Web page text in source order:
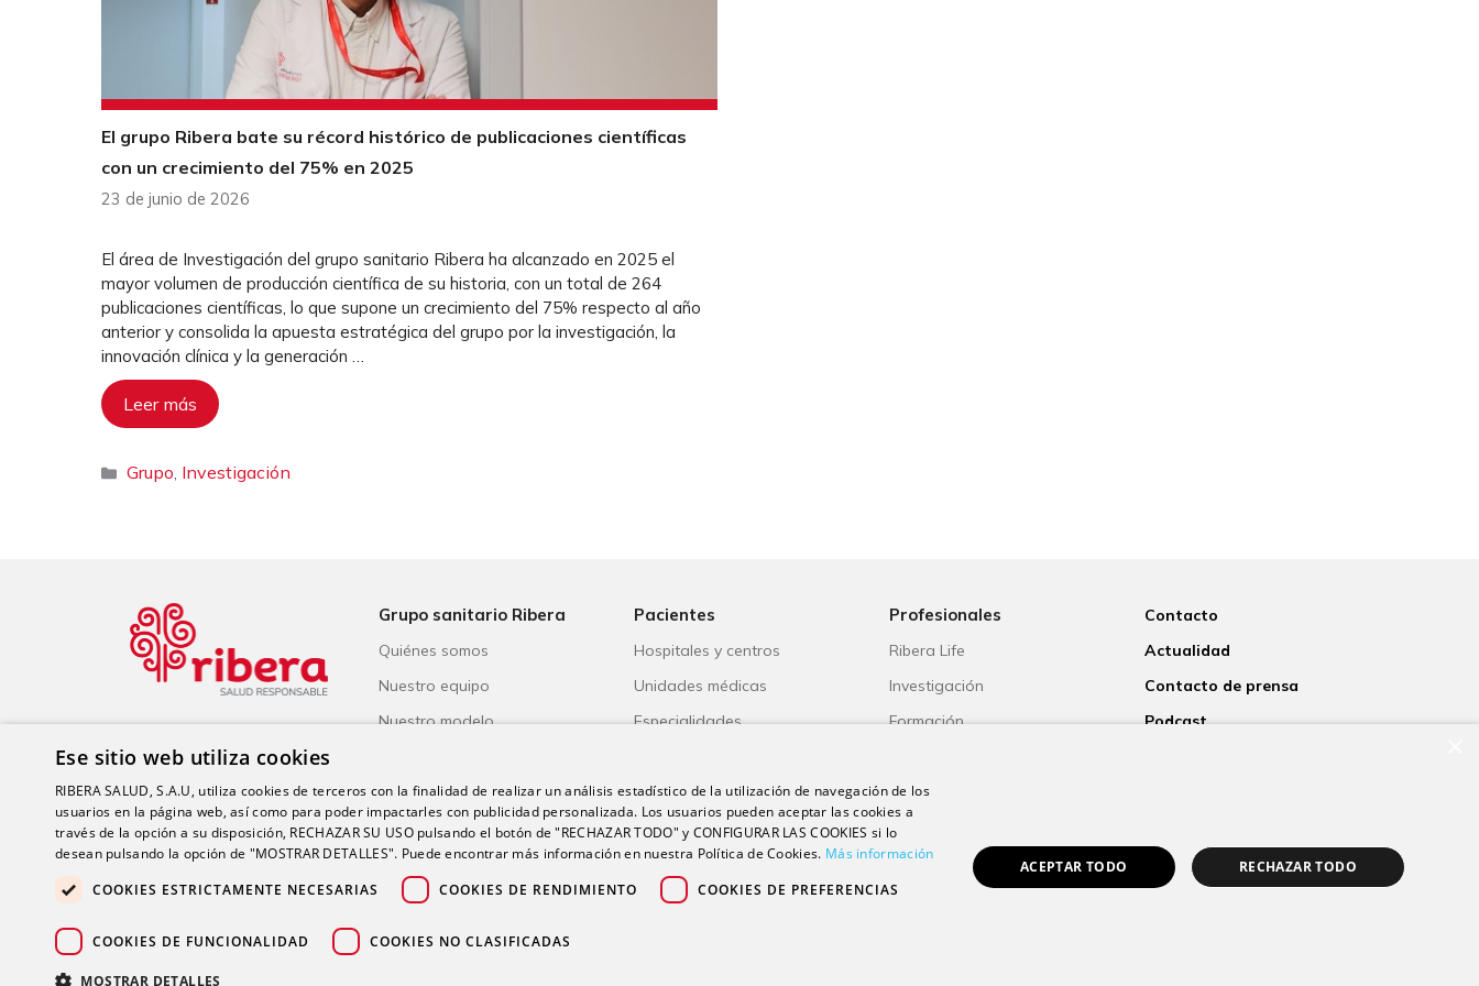
El grupo Ribera bate su récord histórico de publicaciones científicas
con un crecimiento del 75% en 2025
23 de junio de 2026
El área de Investigación del grupo sanitario Ribera ha alcanzado en 2025 el
mayor volumen de producción científica de su historia, con un total de 264
publicaciones científicas, lo que supone un crecimiento del 75% respecto al año
anterior y consolida la apuesta estratégica del grupo por la investigación, la
innovación clínica y la generación …
Leer más
Categorías
Grupo, Investigación
Grupo sanitario Ribera
Quiénes somos
Nuestro equipo
Nuestro modelo
Salud Responsable
Pacientes
Hospitales y centros
Unidades médicas
Especialidades
Portal del paciente
Profesionales
Ribera Life
Investigación
Formación
Trabaja con nosotros
Contacto
Actualidad
Contacto de prensa
Podcast
Ese sitio web utiliza cookies
RIBERA SALUD, S.A.U, utiliza cookies de terceros con la finalidad de realizar un análisis estadístico de la utilización de navegación de los
usuarios en la página web, así como para poder impactarles con publicidad personalizada. Los usuarios pueden aceptar las cookies a
través de la opción a su disposición, RECHAZAR SU USO pulsando el botón de "RECHAZAR TODO" y CONFIGURAR LAS COOKIES si lo
desean pulsando la opción de "MOSTRAR DETALLES". Puede encontrar más información en nuestra Política de Cookies. Más información
COOKIES ESTRICTAMENTE NECESARIAS
COOKIES DE RENDIMIENTO COOKIES DE PREFERENCIAS
COOKIES DE FUNCIONALIDAD COOKIES NO CLASIFICADAS
MOSTRAR DETALLES
ACEPTAR TODO RECHAZAR TODO